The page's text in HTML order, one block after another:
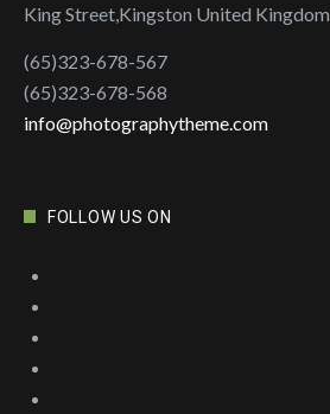
King Street,Kingston United Kingdom
(65)323-678-567
(65)323-678-568
info@photographytheme.com
FOLLOW US ON